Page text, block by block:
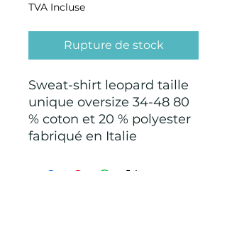
TVA Incluse
Rupture de stock
Sweat-shirt leopard taille
unique oversize 34-48 80
% coton et 20 % polyester
fabriqué en Italie